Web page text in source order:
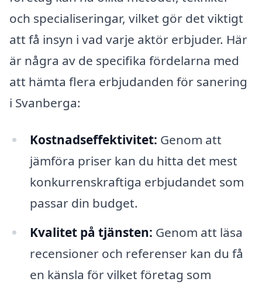
och specialiseringar, vilket gör det viktigt
att få insyn i vad varje aktör erbjuder. Här
är några av de specifika fördelarna med
att hämta flera erbjudanden för sanering
i Svanberga:
Kostnadseffektivitet: Genom att
jämföra priser kan du hitta det mest
konkurrenskraftiga erbjudandet som
passar din budget.
Kvalitet på tjänsten: Genom att läsa
recensioner och referenser kan du få
en känsla för vilket företag som